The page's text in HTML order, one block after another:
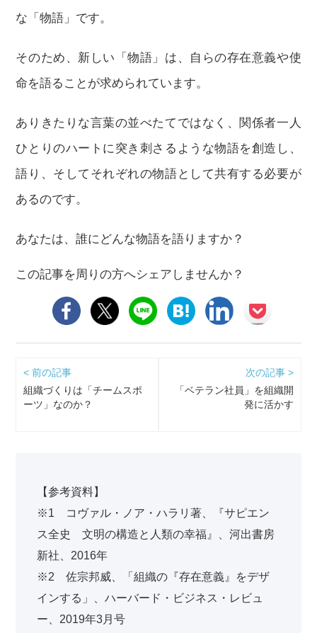
な「物語」です。
そのため、新しい「物語」は、自らの存在意義や使
命を語ることが求められています。
ありきたりな言葉の並べたてではなく、関係者一人
ひとりのハートに突き刺さるような物語を創造し、
語り、そしてそれぞれの物語として共有する必要が
あるのです。
あなたは、誰にどんな物語を語りますか？
この記事を周りの方へシェアしませんか？
< 前の記事
組織づくりは「チームスポ
ーツ」なのか？
次の記事 >
「ベテラン社員」を組織開
発に活かす
【参考資料】
※1 コヴァル・ノア・ハラリ著、『サピエン
ス全史 文明の構造と人類の幸福』、河出書房
新社、2016年
※2 佐宗邦威、「組織の『存在意義』をデザ
インする」、ハーバード・ビジネス・レビュ
ー、2019年3月号